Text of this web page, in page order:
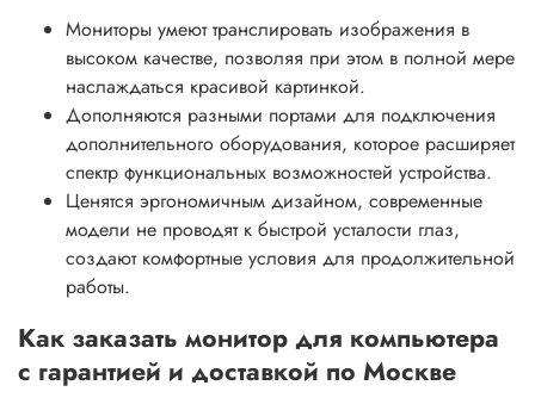
Мониторы умеют транслировать изображения в
высоком качестве, позволяя при этом в полной мере
наслаждаться красивой картинкой.
Дополняются разными портами для подключения
дополнительного оборудования, которое расширяет
спектр функциональных возможностей устройства.
Ценятся эргономичным дизайном, современные
модели не проводят к быстрой усталости глаз,
создают комфортные условия для продолжительной
работы.
Как заказать монитор для компьютера
с гарантией и доставкой по Москве